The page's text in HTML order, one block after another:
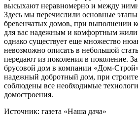
высыхают неравномерно и между
Здесь мы перечислили основные этапы
бревенчатых домов, при выполнении
для вас надежным и комфортным
однако существует еще множество
невозможно описать в небольшой
передают из поколения в поколение.
брусовой дом в компании «Дом-
надежный добротный дом, при
соблюдены все необходимые
домостроения.
Источник: газета «Наша дача»